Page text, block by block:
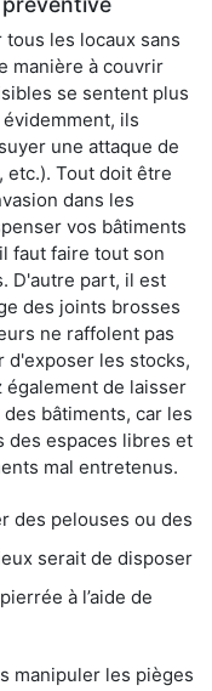
les locaux sans
manière à couvrir
se sentent plus
ils
une attaque de
etc.). Tout doit être
dans les
vos bâtiments
faut faire tout son
D'autre part, il est
des joints brosses
ne raffolent pas
d'exposer les stocks,
de laisser
bâtiments, car les
des espaces libres et
mal entretenus.
des pelouses ou des
serait de disposer
à l’aide de
manipuler les pièges